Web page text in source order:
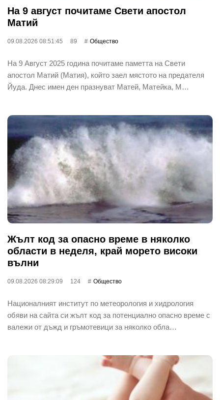
На 9 август почитаме Свети апостол
Матий
09.08.2026 08:51:45 89 Общество
На 9 Август 2025 година почитаме паметта на Свети
апостол Матий (Матия), който заел мястото на предателя
Йуда. Днес имен ден празнуват Матей, Матейка, М…
Жълт код за опасно време в няколко
области в неделя, край морето високи
вълни
09.08.2026 08:29:09 124 Общество
Националният институт по метеорология и хидрология
обяви на сайта си жълт код за потенциално опасно време с
валежи от дъжд и гръмотевици за няколко обла…